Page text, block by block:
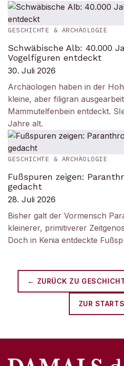
GESCHICHTE & ARCHÄOLOGIE
Schwäbische Alb: 40.000
Vogelfiguren entdeckt
30. Juli 2026
Archäologen haben in der
kleine, aber filigran
Mammutelfenbein entdeckt.
Jahre alt.
GESCHICHTE & ARCHÄOLOGIE
Fußspuren zeigen:
gedacht
28. Juli 2026
Bisher galt der Vormensch
kleinerer, primitiverer
Doch in Kenia entdeckte
← ZURÜCK ZU
ZUR